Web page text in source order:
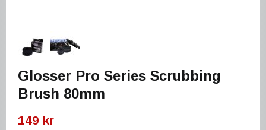
Glosser Pro Series Scrubbing
Brush 80mm
149 kr